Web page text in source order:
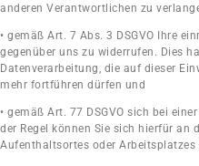
anderen Verantwortlichen zu
• gemäß Art. 7 Abs. 3 DSGVO Ihre
gegenüber uns zu widerrufen. Dies
Datenverarbeitung, die auf dieser
mehr fortführen dürfen und
• gemäß Art. 77 DSGVO sich bei
der Regel können Sie sich hierfür an
Aufenthaltsortes oder Arbeitsplatzes